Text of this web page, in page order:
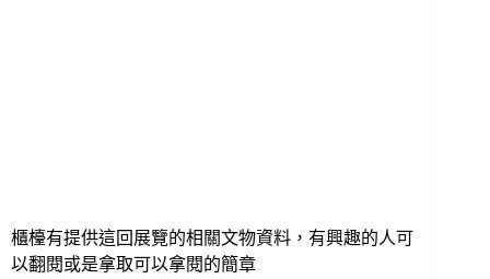
櫃檯有提供這回展覽的相關文物資料，有興趣的人可
以翻閱或是拿取可以拿閱的簡章